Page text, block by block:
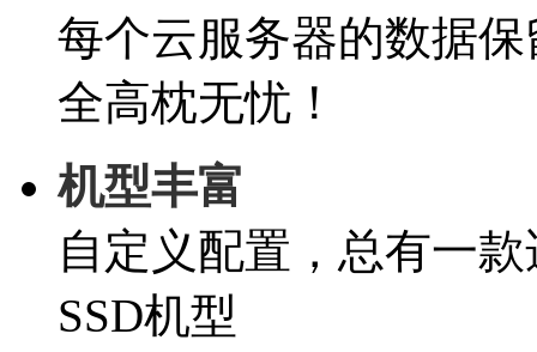
每个云服务器的数据
全高枕无忧！
机型丰富
自定义配置，总有一
SSD机型